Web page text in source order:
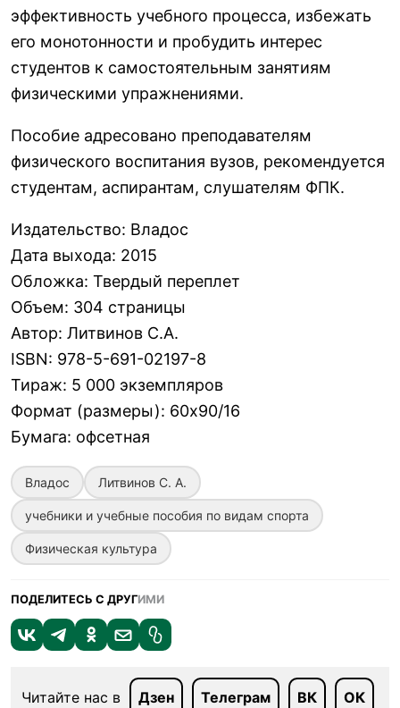
эффективность учебного процесса, избежать
его монотонности и пробудить интерес
студентов к самостоятельным занятиям
физическими упражнениями.
Пособие адресовано преподавателям
физического воспитания вузов, рекомендуется
студентам, аспирантам, слушателям ФПК.
Издательство: Владос
Дата выхода: 2015
Обложка: Твердый переплет
Объем: 304 страницы
Автор: Литвинов С.А.
ISBN: 978-5-691-02197-8
Тираж: 5 000 экземпляров
Формат (размеры): 60х90/16
Бумага: офсетная
Владос Литвинов С. А.
учебники и учебные пособия по видам спорта
Физическая культура
ПОДЕЛИТЕСЬ С ДРУГИМИ
Читайте нас в Дзен Телеграм ВК ОК